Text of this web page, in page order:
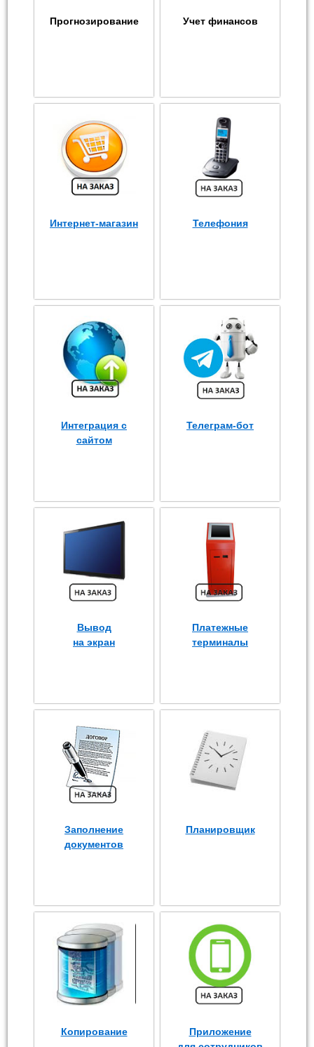
Прогнозирование Учет финансов
Интернет-магазин Телефония
Интеграция с
сайтом
Телеграм-бот
Вывод
на экран
Платежные
терминалы
Заполнение
документов
Планировщик
Копирование
Приложение